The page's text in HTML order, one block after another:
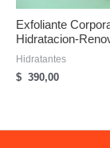
Exfoliante
Hidratacion-
Hidratantes
$ 390,00